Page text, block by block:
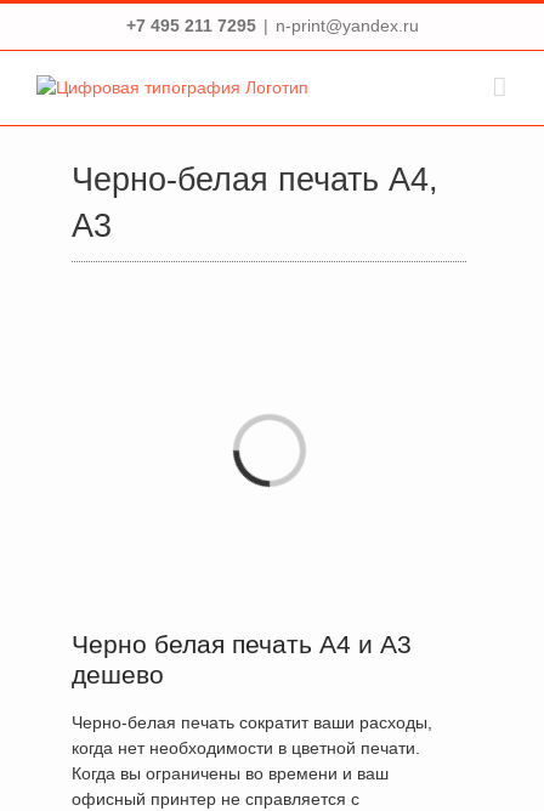
+7 495 211 7295 | n-print@yandex.ru
Черно-белая печать А4,
А3
Не
Черно белая печать А4 и А3
дешево
Черно-белая печать сократит ваши расходы,
когда нет необходимости в цветной печати.
Когда вы ограничены во времени и ваш
офисный принтер не справляется с